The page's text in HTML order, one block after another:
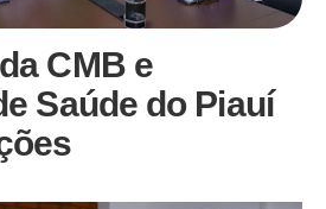
CMB e
Saúde do Piauí